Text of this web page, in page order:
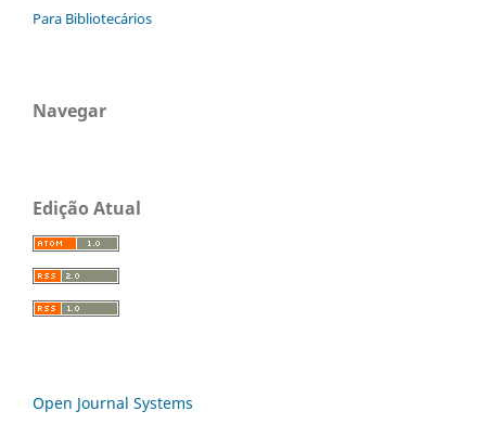
Para Bibliotecários
Navegar
Edição Atual
Open Journal Systems